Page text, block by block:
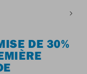
DE 30%